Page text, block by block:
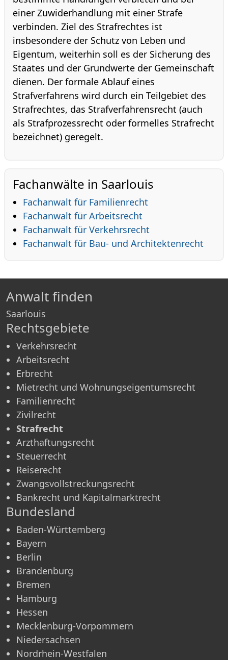
einer Zuwiderhandlung mit einer Strafe
verbinden. Ziel des Strafrechtes ist
insbesondere der Schutz von Leben und
Eigentum, weiterhin soll es der Sicherung des
Staates und der Grundwerte der Gemeinschaft
dienen. Der formale Ablauf eines
Strafverfahrens wird durch ein Teilgebiet des
Strafrechtes, das Strafverfahrensrecht (auch
als Strafprozessrecht oder formelles Strafrecht
bezeichnet) geregelt.
Fachanwälte in Saarlouis
Fachanwalt für Familienrecht
Fachanwalt für Arbeitsrecht
Fachanwalt für Verkehrsrecht
Fachanwalt für Bau- und Architektenrecht
Anwalt finden
Saarlouis
Rechtsgebiete
Verkehrsrecht
Arbeitsrecht
Erbrecht
Mietrecht und Wohnungseigentumsrecht
Familienrecht
Zivilrecht
Strafrecht
Arzthaftungsrecht
Steuerrecht
Reiserecht
Zwangsvollstreckungsrecht
Bankrecht und Kapitalmarktrecht
Bundesland
Baden-Württemberg
Bayern
Berlin
Brandenburg
Bremen
Hamburg
Hessen
Mecklenburg-Vorpommern
Niedersachsen
Nordrhein-Westfalen